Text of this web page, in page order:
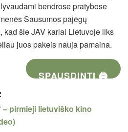
bendrose pratybose
Sausumos pajėgų
kad šie JAV kariai Lietuvoje liks
juos pakeis nauja pamaina.
SPAUSDINTI 🖨
– pirmieji lietuviško kino